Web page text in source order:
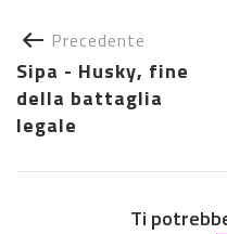
Precedente
Sipa - Husky, fine
della battaglia
legale
Ti